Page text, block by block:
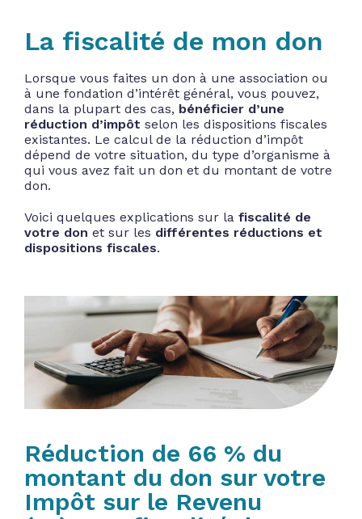
La fiscalité de mon don
Lorsque vous faites un don à une association ou
à une fondation d’intérêt général, vous pouvez,
dans la plupart des cas, bénéficier d’une
réduction d’impôt selon les dispositions fiscales
existantes. Le calcul de la réduction d’impôt
dépend de votre situation, du type d’organisme à
qui vous avez fait un don et du montant de votre
don.
Voici quelques explications sur la fiscalité de
votre don et sur les différentes réductions et
dispositions fiscales.
Réduction de 66 % du
montant du don sur votre
Impôt sur le Revenu